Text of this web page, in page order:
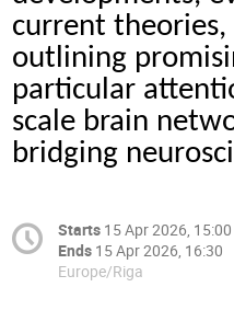
current
outlining
particular
scale brain
bridging
Starts 15 Apr 2026, 15:00
Ends 15 Apr 2026, 16:30
Europe/Riga